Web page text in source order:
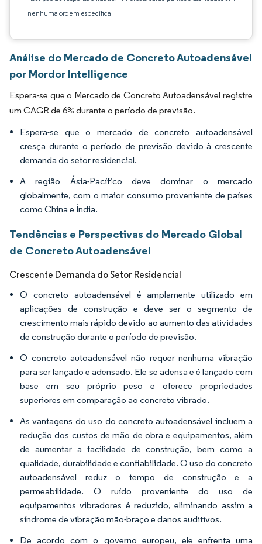
nenhuma ordem específica
Análise do Mercado de Concreto Autoadensável
por Mordor Intelligence
Espera-se que o Mercado de Concreto Autoadensável registre
um CAGR de 6% durante o período de previsão.
Espera-se que o mercado de concreto autoadensável
cresça durante o período de previsão devido à crescente
demanda do setor residencial.
A região Ásia-Pacífico deve dominar o mercado
globalmente, com o maior consumo proveniente de países
como China e Índia.
Tendências e Perspectivas do Mercado Global
de Concreto Autoadensável
Crescente Demanda do Setor Residencial
O concreto autoadensável é amplamente utilizado em
aplicações de construção e deve ser o segmento de
crescimento mais rápido devido ao aumento das atividades
de construção durante o período de previsão.
O concreto autoadensável não requer nenhuma vibração
para ser lançado e adensado. Ele se adensa e é lançado com
base em seu próprio peso e oferece propriedades
superiores em comparação ao concreto vibrado.
As vantagens do uso do concreto autoadensável incluem a
redução dos custos de mão de obra e equipamentos, além
de aumentar a facilidade de construção, bem como a
qualidade, durabilidade e confiabilidade. O uso do concreto
autoadensável reduz o tempo de construção e a
permeabilidade. O ruído proveniente do uso de
equipamentos vibradores é reduzido, eliminando assim a
síndrome de vibração mão-braço e danos auditivos.
De acordo com o governo europeu, ele enfrenta uma